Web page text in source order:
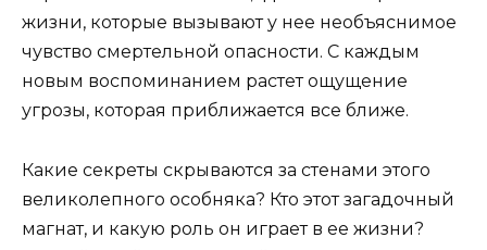
жизни, которые вызывают у нее необъяснимое
чувство смертельной опасности. С каждым
новым воспоминанием растет ощущение
угрозы, которая приближается все ближе.
Какие секреты скрываются за стенами этого
великолепного особняка? Кто этот загадочный
магнат, и какую роль он играет в ее жизни?